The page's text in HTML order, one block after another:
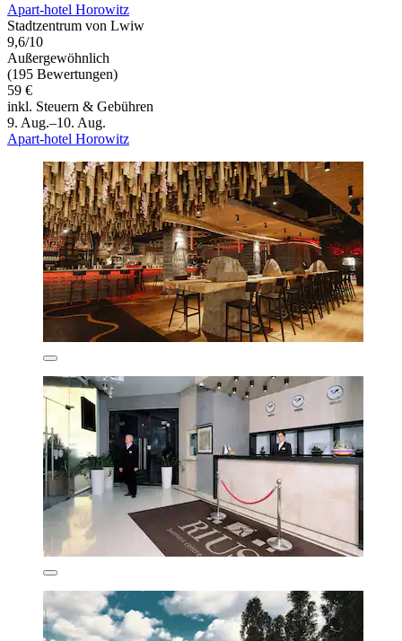
Apart-hotel Horowitz
Stadtzentrum von Lwiw
9,6/10
Außergewöhnlich
(195 Bewertungen)
59 €
inkl. Steuern & Gebühren
9. Aug.–10. Aug.
Apart-hotel Horowitz